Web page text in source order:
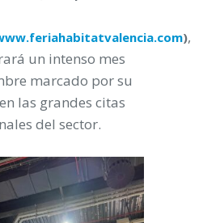
),
un intenso mes
marcado por su
las grandes citas
del sector.